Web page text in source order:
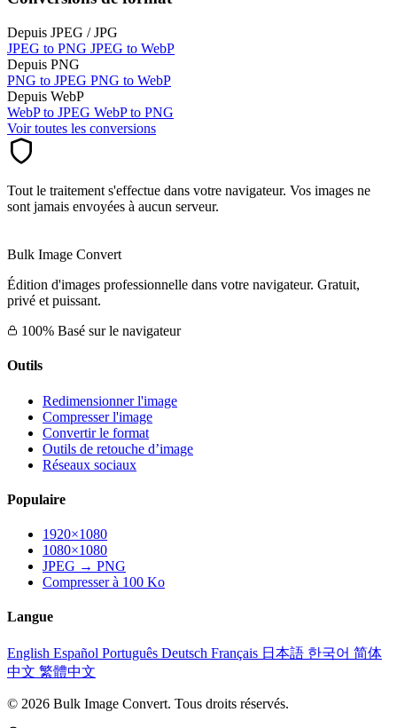
Depuis JPEG / JPG
JPEG to PNG JPEG to WebP
Depuis PNG
PNG to JPEG PNG to WebP
Depuis WebP
WebP to JPEG WebP to PNG
Voir toutes les conversions
Tout le traitement s'effectue dans votre navigateur. Vos images ne
sont jamais envoyées à aucun serveur.
Bulk Image Convert
Édition d'images professionnelle dans votre navigateur. Gratuit,
privé et puissant.
100% Basé sur le navigateur
Outils
Redimensionner l'image
Compresser l'image
Convertir le format
Outils de retouche d’image
Réseaux sociaux
Populaire
1920×1080
1080×1080
JPEG → PNG
Compresser à 100 Ko
Langue
English Español Português Deutsch Français 日本語 한국어 简体
中文 繁體中文
© 2026 Bulk Image Convert. Tous droits réservés.